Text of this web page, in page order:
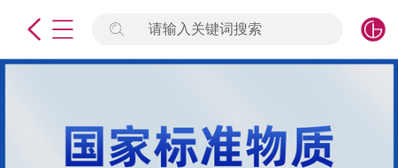
请输入关键词搜索
点击登录
签到
标准物质